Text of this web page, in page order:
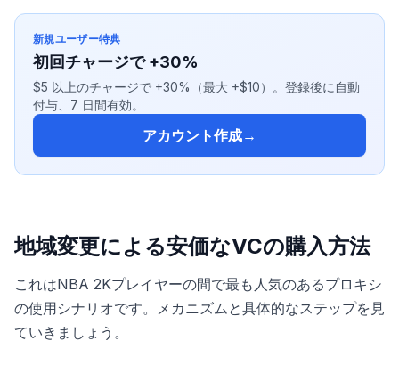
新規ユーザー特典
初回チャージで +30%
$5 以上のチャージで +30%（最大 +$10）。登録後に自動
付与、7 日間有効。
アカウント作成→
地域変更による安価なVCの購入方法
これはNBA 2Kプレイヤーの間で最も人気のあるプロキシ
の使用シナリオです。メカニズムと具体的なステップを見
ていきましょう。